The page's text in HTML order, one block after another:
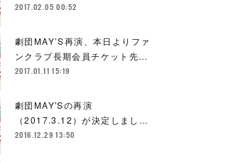
2017.02.05 00:52
劇団MAY’S再演、本日よりファ
ンクラブ長期会員チケット先…
2017.01.11 15:19
劇団MAY'Sの再演
（2017.3.12）が決定しまし…
2016.12.29 13:50